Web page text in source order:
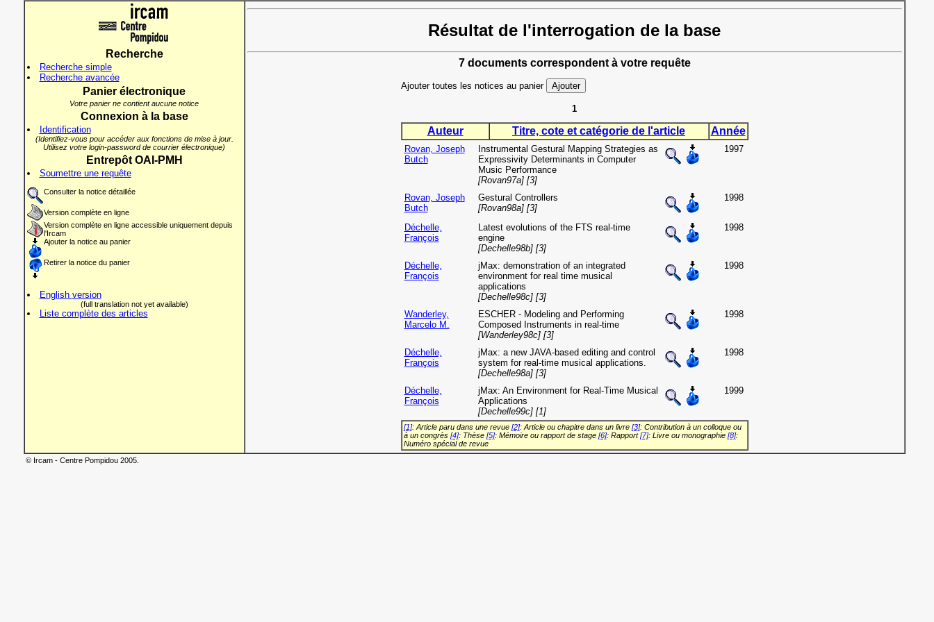
Recherche
Recherche simple
Recherche avancée
Panier électronique
Votre panier ne contient aucune notice
Connexion à la base
Identification
(Identifiez-vous pour accéder aux fonctions de mise à jour.
Utilisez votre login-password de courrier électronique)
Entrepôt OAI-PMH
Soumettre une requête
Consulter la notice détaillée
Version complète en ligne
Version complète en ligne accessible uniquement depuis
l'Ircam
Ajouter la notice au panier
Retirer la notice du panier
English version
(full translation not yet available)
Liste complète des articles
Résultat de l'interrogation de la base
7 documents correspondent à votre requête
Ajouter toutes les notices au panier
1
Auteur Titre, cote et catégorie de l'article Année
Rovan, Joseph
Butch
Instrumental Gestural Mapping Strategies as
Expressivity Determinants in Computer
Music Performance
[Rovan97a] [3]
1997
Rovan, Joseph
Butch
Gestural Controllers
[Rovan98a] [3]
1998
Déchelle,
François
Latest evolutions of the FTS real-time
engine
[Dechelle98b] [3]
1998
Déchelle,
François
jMax: demonstration of an integrated
environment for real time musical
applications
[Dechelle98c] [3]
1998
Wanderley,
Marcelo M.
ESCHER - Modeling and Performing
Composed Instruments in real-time
[Wanderley98c] [3]
1998
Déchelle,
François
jMax: a new JAVA-based editing and control
system for real-time musical applications.
[Dechelle98a] [3]
1998
Déchelle,
François
jMax: An Environment for Real-Time Musical
Applications
[Dechelle99c] [1]
1999
[1]: Article paru dans une revue [2]: Article ou chapitre dans un livre [3]: Contribution à un colloque ou
à un congrès [4]: Thèse [5]: Mémoire ou rapport de stage [6]: Rapport[7]: Livre ou monographie [8]:
Numéro spécial de revue
© Ircam - Centre Pompidou 2005.